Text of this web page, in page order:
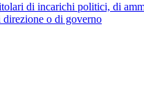
di incarichi politici, di
direzione o di governo